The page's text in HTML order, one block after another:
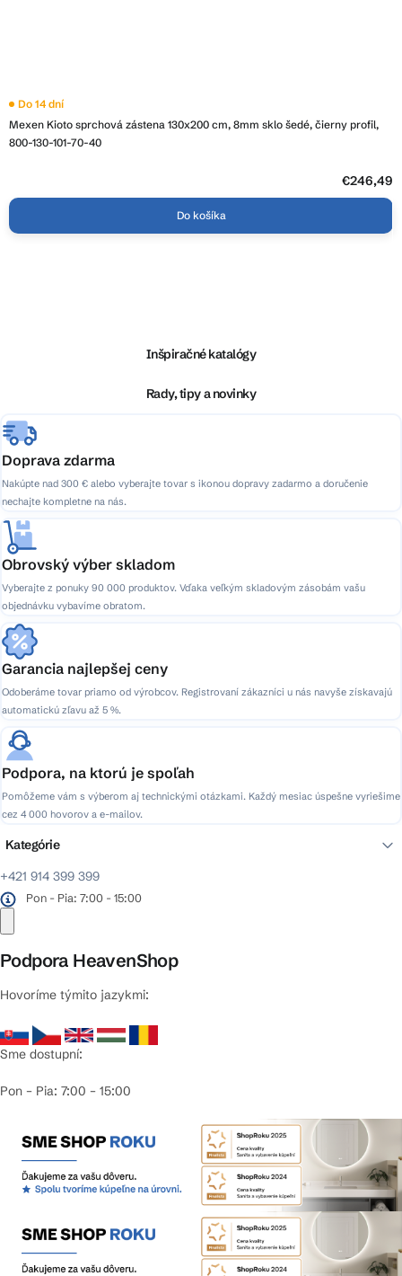
Mexen Kioto sprchová zástena 130x200 cm, 8mm sklo šedé, čierny profil,
800-130-101-70-40
Do 14 dní
€246,49
Do košíka
e
Inšpiračné katalógy
Rady, tipy a novinky
Doprava zdarma
Nakúpte nad 300 € alebo vyberajte tovar s ikonou dopravy zadarmo a doručenie
nechajte kompletne na nás.
Obrovský výber skladom
Vyberajte z ponuky 90 000 produktov. Vďaka veľkým skladovým zásobám vašu
objednávku vybavíme obratom.
Garancia najlepšej ceny
Odoberáme tovar priamo od výrobcov. Registrovaní zákazníci u nás navyše získavajú
automatickú zľavu až 5 %.
Podpora, na ktorú je spoľah
Pomôžeme vám s výberom aj technickými otázkami. Každý mesiac úspešne vyriešime
cez 4 000 hovorov a e-mailov.
+421 914 399 399
Pon - Pia: 7:00 - 15:00
Podpora HeavenShop
Hovoríme týmito jazykmi:
Sme dostupní:
Pon – Pia: 7:00 – 15:00
Kategórie